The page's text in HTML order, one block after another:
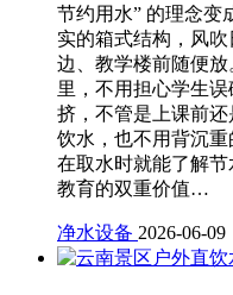
节约用水” 的理念变
实的箱式结构，风
边、教学楼前随便
里，不用担心学生
挤，不管是上课前
饮水，也不用背沉
在取水时就能了解
教育的双重价值…
净水设备 2026-06-09